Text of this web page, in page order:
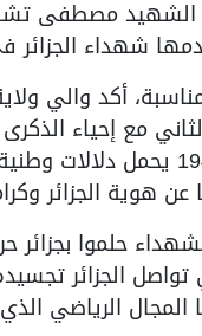
الشهيد مصطفى
شهداء
أكد والي
مع إحياء الذكرى
مجازر 8 ماي 1945
عن هوية الجزائر
حلموا بجزائر
تواصل الجزائر
المجال الرياضي